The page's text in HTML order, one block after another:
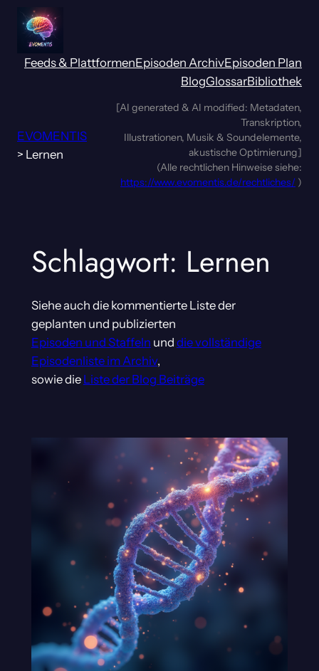
Zum
Inhalt
springen
Feeds & PlattformenEpisoden ArchivEpisoden Plan
BlogGlossarBibliothek
EVOMENTIS
> Lernen
[AI generated & AI modified: Metadaten,
Transkription,
Illustrationen, Musik & Soundelemente,
akustische Optimierung]
(Alle rechtlichen Hinweise siehe:
https://www.evomentis.de/rechtliches/ )
Schlagwort: Lernen
Siehe auch die kommentierte Liste der
geplanten und publizierten
Episoden und Staffeln und die vollständige
Episodenliste im Archiv,
sowie die Liste der Blog Beiträge